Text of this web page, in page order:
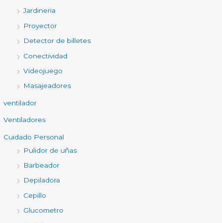
Jardineria
Proyector
Detector de billetes
Conectividad
Videojuego
Masajeadores
ventilador
Ventiladores
Cuidado Personal
Pulidor de uñas
Barbeador
Depiladora
Cepillo
Glucometro